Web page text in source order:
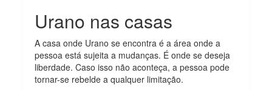
Urano nas casas
A casa onde Urano se encontra é a área onde a
pessoa está sujeita a mudanças. É onde se deseja
liberdade. Caso isso não aconteça, a pessoa pode
tornar-se rebelde a qualquer limitação.